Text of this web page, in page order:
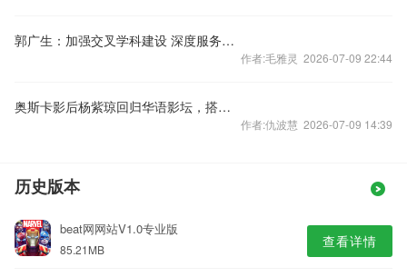
郭广生：加强交叉学科建设 深度服务教育强国战略
作者:毛雅灵 2026-07-09 22:44
奥斯卡影后杨紫琼回归华语影坛，搭档刘昊然主演《魔方小姐》，为何票房惨淡？电影存在哪些“硬伤”？
作者:仇波慧 2026-07-09 14:39
历史版本
beat网网站V1.0专业版
85.21MB 查看详情